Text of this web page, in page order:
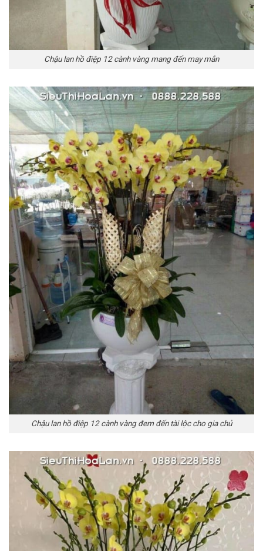
Chậu lan hồ điệp 12 cành vàng mang đến may mắn
Chậu lan hồ điệp 12 cành vàng đem đến tài lộc cho gia chủ